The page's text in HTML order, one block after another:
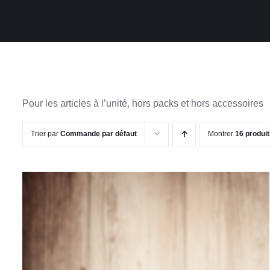
Pour les articles à l’unité, hors packs et hors accessoires
Trier par Commande par défaut Montrer 16